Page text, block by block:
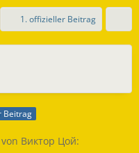
1. offizieller Beitrag
Beitrag
Виктор Цой: